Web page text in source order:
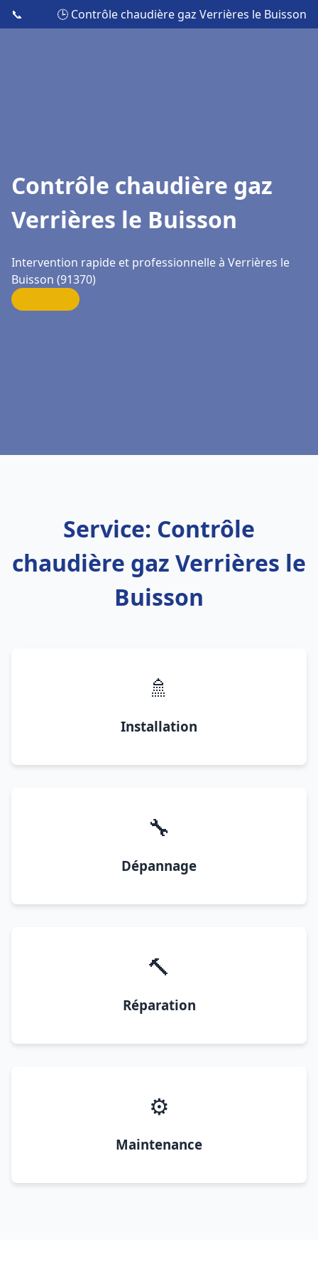
📞 🕒 Contrôle chaudière gaz Verrières le Buisson
Contrôle chaudière gaz
Verrières le Buisson
Intervention rapide et professionnelle à Verrières le
Buisson (91370)
Service: Contrôle
chaudière gaz Verrières le
Buisson
🚿
Installation
🔧
Dépannage
🔨
Réparation
⚙️
Maintenance